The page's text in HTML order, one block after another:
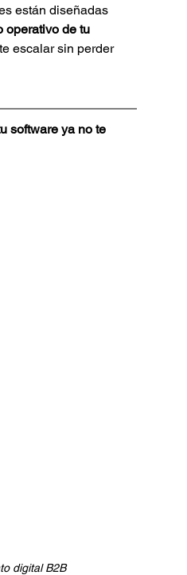
están diseñadas
operativo de tu
escalar sin perder
software ya no te
digital B2B